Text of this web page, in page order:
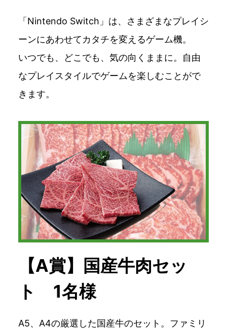
「Nintendo Switch」は、さまざまなプレイシ
ーンにあわせてカタチを変えるゲーム機。
いつでも、どこでも、気の向くままに。自由
なプレイスタイルでゲームを楽しむことがで
きます。
【A賞】国産牛肉セッ
ト 1名様
A5、A4の厳選した国産牛のセット。ファミリ